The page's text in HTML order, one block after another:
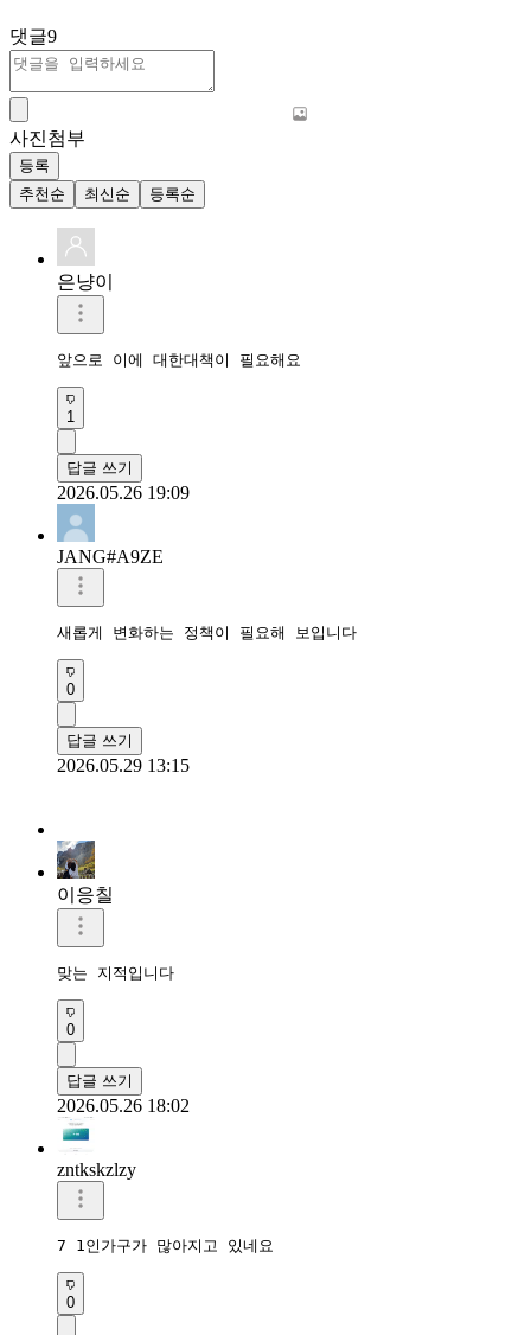
댓글9
사진첨부
등록
추천순
최신순 등록순
은냥이
앞으로 이에 대한대책이 필요해요
1
답글 쓰기
2026.05.26 19:09
JANG#A9ZE
새롭게 변화하는 정책이 필요해 보입니다
0
답글 쓰기
2026.05.29 13:15
이응칠
맞는 지적입니다
0
답글 쓰기
2026.05.26 18:02
zntkskzlzy
7 1인가구가 많아지고 있네요
0